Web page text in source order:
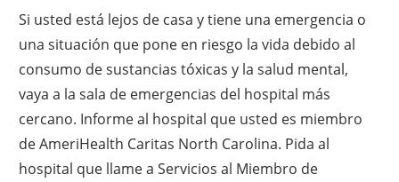
Si usted está lejos de casa y tiene una emergencia o
una situación que pone en riesgo la vida debido al
consumo de sustancias tóxicas y la salud mental,
vaya a la sala de emergencias del hospital más
cercano. Informe al hospital que usted es miembro
de AmeriHealth Caritas North Carolina. Pida al
hospital que llame a Servicios al Miembro de